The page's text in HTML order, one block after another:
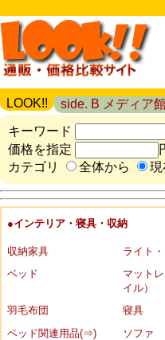
LOOK!! side. B メディア
キーワード
価格を指定
カテゴリ
全体から 現
●インテリア・寝具・収納
収納家具
ライト
ベッド
マット
イル）
羽毛布団
寝具
ベッド関連用品(⇒)
ソファ